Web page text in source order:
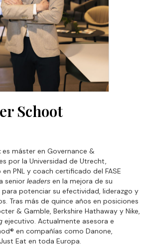
Schoot
es máster en Governance &
por la Universidad de Utrecht,
PNL y coach certificado del FASE
senior leaders en la mejora de su
potenciar su efectividad, liderazgo y
Tras más de quince años en posiciones
& Gamble, Berkshire Hathaway y Nike,
ejecutivo. Actualmente asesora e
en compañías como Danone,
Eat en toda Europa.